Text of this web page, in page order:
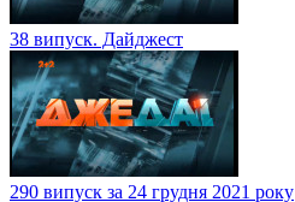
38 випуск. Дайджест
290 випуск за 24 грудня 2021 року